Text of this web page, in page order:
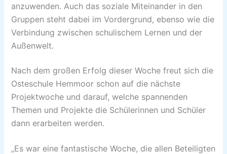
anzuwenden. Auch das soziale Miteinander in den
Gruppen steht dabei im Vordergrund, ebenso wie die
Verbindung zwischen schulischem Lernen und der
Außenwelt.
Nach dem großen Erfolg dieser Woche freut sich die
Osteschule Hemmoor schon auf die nächste
Projektwoche und darauf, welche spannenden
Themen und Projekte die Schülerinnen und Schüler
dann erarbeiten werden.
„Es war eine fantastische Woche, die allen Beteiligten